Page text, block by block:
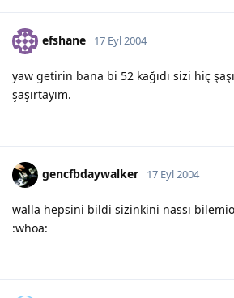
efshane 17 Eyl 2004
yaw getirin bana bi 52 kağıdı sizi hiç
şaşırtayım.
gencfbdaywalker 17 Eyl 2004
walla hepsini bildi sizinkini nassı
:whoa: